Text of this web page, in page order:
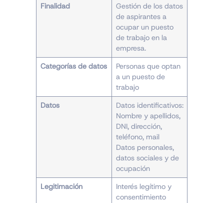
Finalidad
Gestión de los datos
de aspirantes a
ocupar un puesto
de trabajo en la
empresa.
Categorías de datos
Personas que optan
a un puesto de
trabajo
Datos
Datos identificativos:
Nombre y apellidos,
DNI, dirección,
teléfono, mail
Datos personales,
datos sociales y de
ocupación
Legitimación
Interés legítimo y
consentimiento